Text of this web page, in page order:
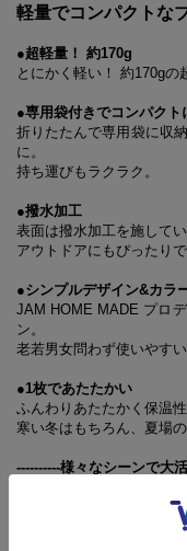
軽量でコンパクトな
●超軽量！ 約170g
とにかく軽い！ 約170gの
●専用袋付きでコンパクト
折りたたんで専用袋に収
に。
持ち運びもラクラク。
●撥水加工
表面は撥水加工を施して
アウトドアにもぴったりで
●シンプルデザイン&カラ
JAM HOME MADE プロ
ン。
老若男女問わず使いやす
●1枚であたたかい
ふんわりあたたかく保温性
寒い冬はもちろん、夏場
----------様々なシーンで大
●キャンプや登山などのア
羽織ったり、椅子に敷い